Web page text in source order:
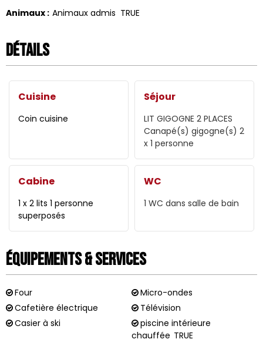
Animaux : Animaux admis TRUE
Détails
Cuisine
Coin cuisine
Séjour
LIT GIGOGNE 2 PLACES
Canapé(s) gigogne(s) 2
x 1 personne
Cabine
1 x 2 lits 1 personne
superposés
WC
1 WC dans salle de bain
Équipements & Services
Four
Micro-ondes
Cafetière électrique
Télévision
Casier à ski
piscine intérieure
chauffée TRUE